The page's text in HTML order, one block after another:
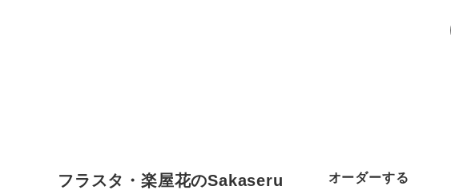
フラスタ・楽屋花のSakaseru オーダーする